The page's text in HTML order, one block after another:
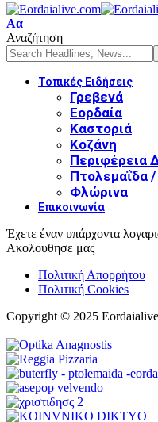
Αα
Αναζήτηση
Τοπικές Ειδήσεις
Γρεβενά
Εορδαία
Καστοριά
Κοζάνη
Περιφέρεια
Πτολεμαΐδα
Φλώρινα
Επικοινωνία
Έχετε έναν υπάρχοντα
Ακολουθησε μας
Πολιτική Απορρήτου
Πολιτική Cookies
Copyright © 2025